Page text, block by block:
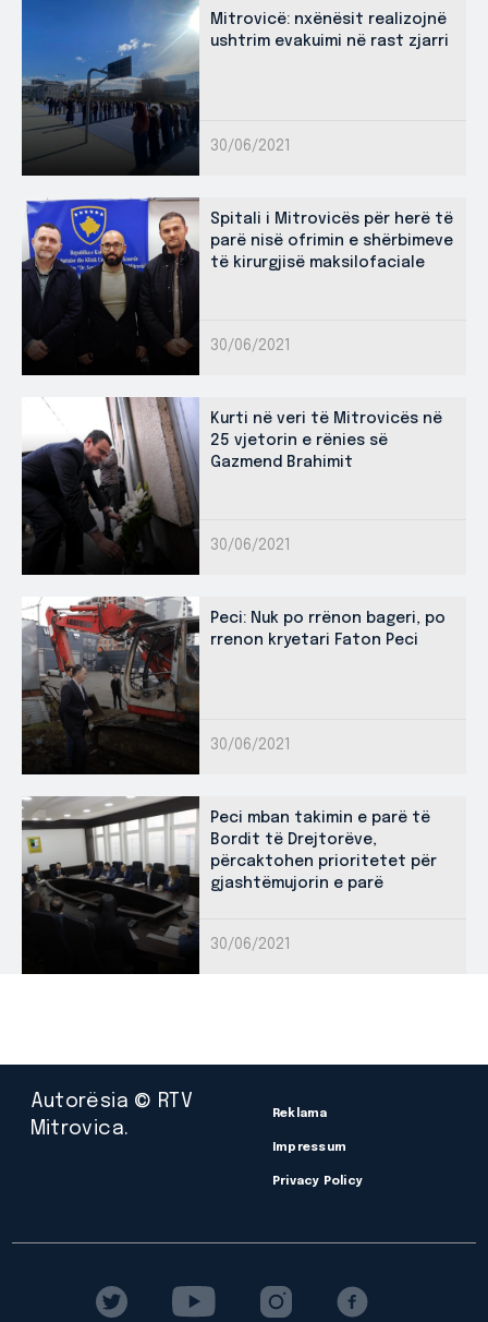
Mitrovicë: nxënësit realizojnë
ushtrim evakuimi në rast zjarri
30/06/2021
Spitali i Mitrovicës për herë të
parë nisë ofrimin e shërbimeve
të kirurgjisë maksilofaciale
30/06/2021
Kurti në veri të Mitrovicës në
25 vjetorin e rënies së
Gazmend Brahimit
30/06/2021
Peci: Nuk po rrënon bageri, po
rrenon kryetari Faton Peci
30/06/2021
Peci mban takimin e parë të
Bordit të Drejtorëve,
përcaktohen prioritetet për
gjashtëmujorin e parë
30/06/2021
Autorësia © RTV
Mitrovica.
Reklama
Impressum
Privacy Policy